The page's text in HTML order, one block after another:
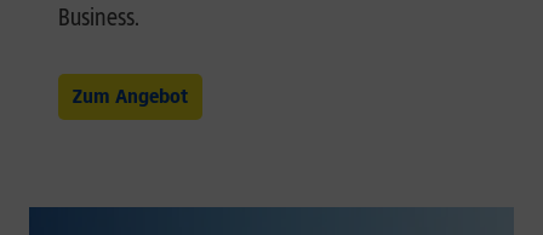
Business.
Zum Angebot